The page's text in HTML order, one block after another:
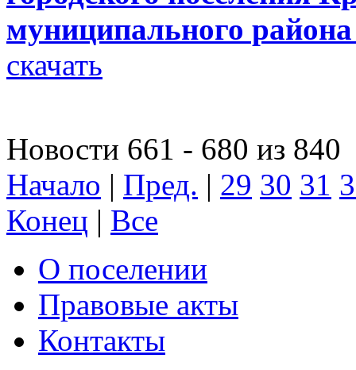
муниципального района
скачать
Новости 661 - 680 из 840
Начало | Пред. | 29 30 31
Конец | Все
О поселении
Правовые акты
Контакты